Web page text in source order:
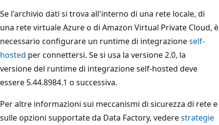
Se l'archivio dati si trova all'interno di una rete locale, di
una rete virtuale Azure o di Amazon Virtual Private Cloud, è
necessario configurare un runtime di integrazioneself-
hosted per connettersi. Se si usa la versione 2.0, la
versione del runtime di integrazione self-hosted deve
essere 5.44.8984.1 o successiva.
Per altre informazioni sui meccanismi di sicurezza di rete e
sulle opzioni supportate da Data Factory, vederestrategie